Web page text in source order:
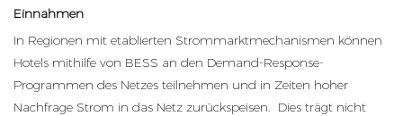
Einnahmen
In Regionen mit etablierten Strommarktmechanismen können
Hotels mithilfe von BESS an den Demand-Response-
Programmen des Netzes teilnehmen und in Zeiten hoher
Nachfrage Strom in das Netz zurückspeisen. Dies trägt nicht